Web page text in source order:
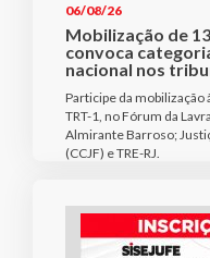
06/08/26
Mobilização de
convoca
nacional nos
Participe da mobilização
TRT-1, no Fórum da
Almirante Barroso;
(CCJF) e TRE-RJ.